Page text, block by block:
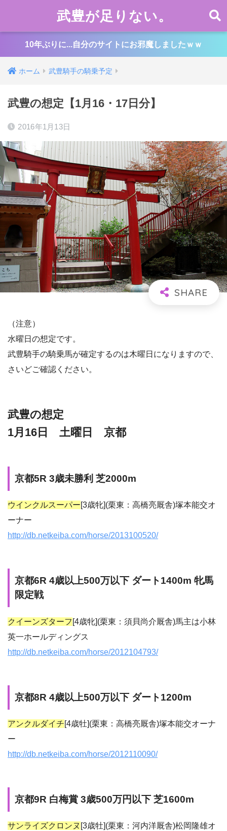
武豊が足りない。
10年ぶりに...自分のサイトにお邪魔しましたｗｗ
ホーム 武豊騎手の騎乗予定
武豊の想定【1月16・17日分】
2016年1月13日
（注意）
水曜日の想定です。
武豊騎手の騎乗馬が確定するのは木曜日になりますので、
さいどご確認ください。
武豊の想定
1月16日 土曜日 京都
京都5R 3歳未勝利 芝2000m
ウインクルスーパー[3歳牝](栗東：高橋亮厩舎)塚本能交オ
ーナー
http://db.netkeiba.com/horse/2013100520/
京都6R 4歳以上500万以下 ダート1400m 牝馬
限定戦
クイーンズターフ [4歳牝](栗東：須貝尚介厩舎)馬主は小林
英一ホールディングス
http://db.netkeiba.com/horse/2012104793/
京都8R 4歳以上500万以下 ダート1200m
アンクルダイチ[4歳牡](栗東：高橋亮厩舎)塚本能交オーナ
ー
http://db.netkeiba.com/horse/2012110090/
京都9R 白梅賞 3歳500万円以下 芝1600m
サンライズクロンヌ [3歳牡](栗東：河内洋厩舎)松岡隆雄オ